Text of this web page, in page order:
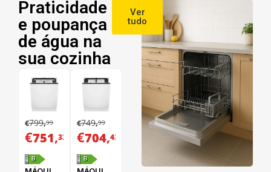
Praticidade
e poupança
de água na
sua cozinha
Ver
tudo
€799,99
€751,33
B
€749,99
€704,43
B